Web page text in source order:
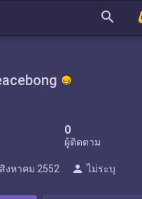
search
0
ผู้ติดตาม
สิงหาคม 2552 person ไม่ระบุ